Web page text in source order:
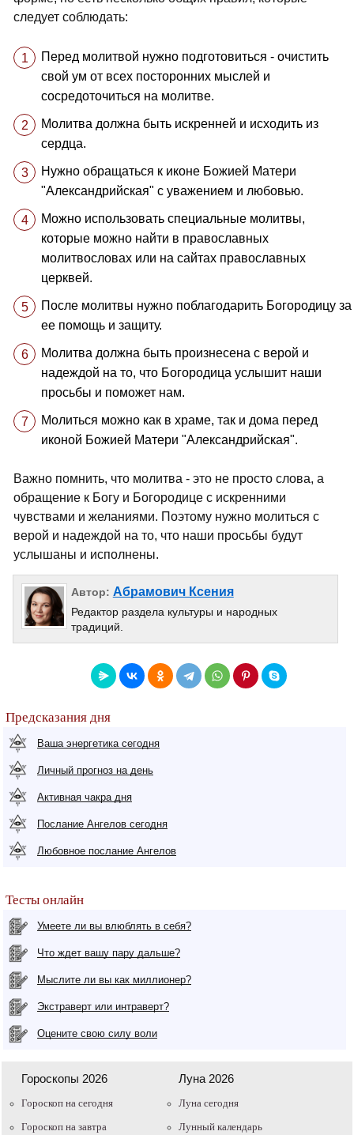
следует соблюдать:
Перед молитвой нужно подготовиться - очистить
свой ум от всех посторонних мыслей и
сосредоточиться на молитве.
Молитва должна быть искренней и исходить из
сердца.
Нужно обращаться к иконе Божией Матери
"Александрийская" с уважением и любовью.
Можно использовать специальные молитвы,
которые можно найти в православных
молитвословах или на сайтах православных
церквей.
После молитвы нужно поблагодарить Богородицу за
ее помощь и защиту.
Молитва должна быть произнесена с верой и
надеждой на то, что Богородица услышит наши
просьбы и поможет нам.
Молиться можно как в храме, так и дома перед
иконой Божией Матери "Александрийская".
Важно помнить, что молитва - это не просто слова, а
обращение к Богу и Богородице с искренними
чувствами и желаниями. Поэтому нужно молиться с
верой и надеждой на то, что наши просьбы будут
услышаны и исполнены.
Автор: Абрамович Ксения
Редактор раздела культуры и народных
традиций.
Предсказания дня
Ваша энергетика сегодня
Личный прогноз на день
Активная чакра дня
Послание Ангелов сегодня
Любовное послание Ангелов
Тесты онлайн
Умеете ли вы влюблять в себя?
Что ждет вашу пару дальше?
Мыслите ли вы как миллионер?
Экстраверт или интраверт?
Оцените свою силу воли
Гороскопы 2026
Гороскоп на сегодня
Гороскоп на завтра
Луна 2026
Луна сегодня
Лунный календарь